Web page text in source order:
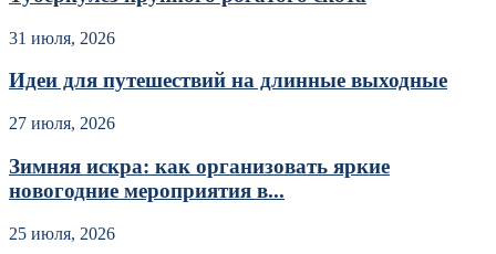
31 июля, 2026
Идеи для путешествий на длинные выходные
27 июля, 2026
Зимняя искра: как организовать яркие
новогодние мероприятия в...
25 июля, 2026